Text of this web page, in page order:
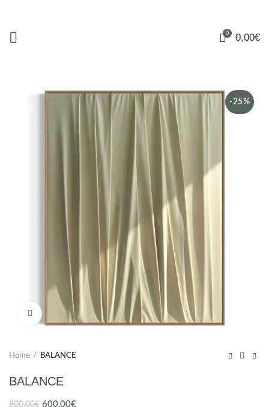
0 0,00€
-25%
Click to enlarge
Home BALANCE
BALANCE
800,00€ Original
600,00€Current